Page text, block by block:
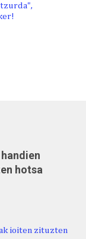
hotsa
ioiten zituzten